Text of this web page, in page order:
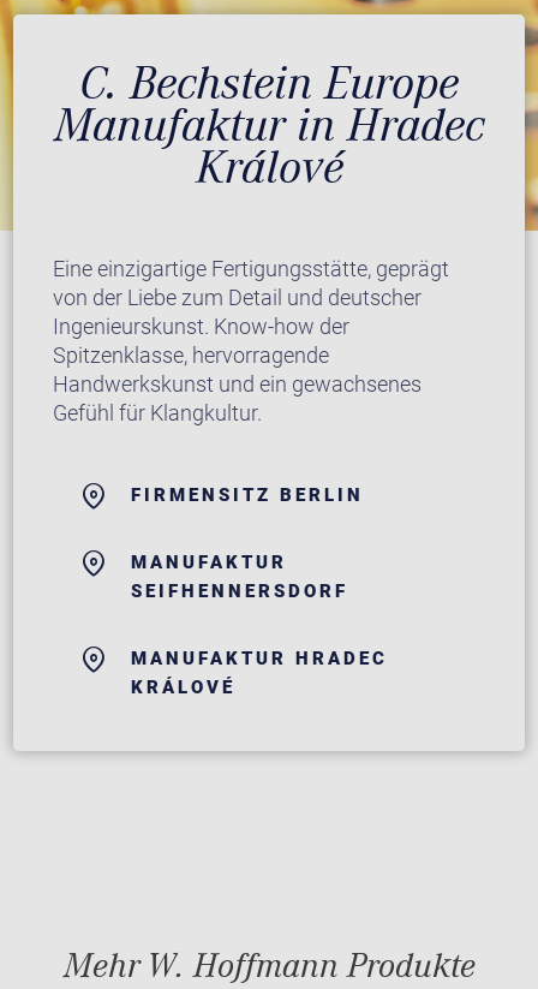
C. Bechstein Europe
Manufaktur in Hradec
Králové
Eine einzigartige Fertigungsstätte, geprägt
von der Liebe zum Detail und deutscher
Ingenieurskunst. Know-how der
Spitzenklasse, hervorragende
Handwerkskunst und ein gewachsenes
Gefühl für Klangkultur.
FIRMENSITZ BERLIN
MANUFAKTUR
SEIFHENNERSDORF
MANUFAKTUR HRADEC
KRÁLOVÉ
Mehr W. Hoffmann Produkte